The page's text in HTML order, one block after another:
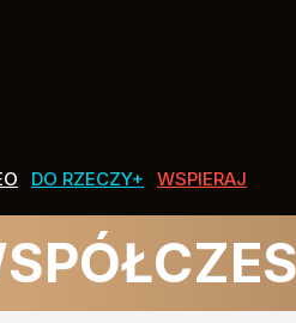
DO RZECZY+ WSPIERAJ